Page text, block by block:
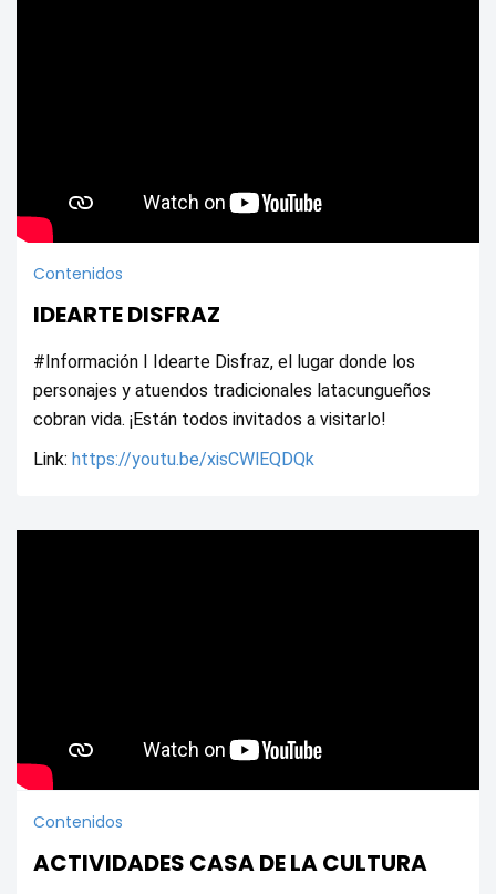
Contenidos
IDEARTE DISFRAZ
#Información I Idearte Disfraz, el lugar donde los
personajes y atuendos tradicionales latacungueños
cobran vida. ¡Están todos invitados a visitarlo!
Link: https://youtu.be/xisCWlEQDQk
Contenidos
ACTIVIDADES CASA DE LA CULTURA